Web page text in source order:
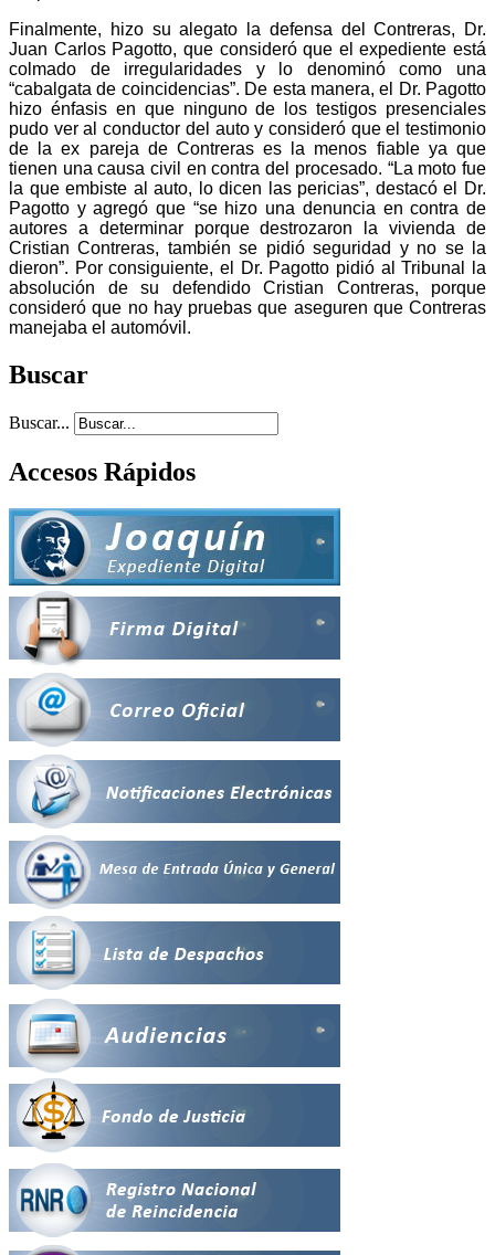
Finalmente, hizo su alegato la defensa del Contreras, Dr.
Juan Carlos Pagotto, que consideró que el expediente está
colmado de irregularidades y lo denominó como una
“cabalgata de coincidencias”. De esta manera, el Dr. Pagotto
hizo énfasis en que ninguno de los testigos presenciales
pudo ver al conductor del auto y consideró que el testimonio
de la ex pareja de Contreras es la menos fiable ya que
tienen una causa civil en contra del procesado. “La moto fue
la que embiste al auto, lo dicen las pericias”, destacó el Dr.
Pagotto y agregó que “se hizo una denuncia en contra de
autores a determinar porque destrozaron la vivienda de
Cristian Contreras, también se pidió seguridad y no se la
dieron”. Por consiguiente, el Dr. Pagotto pidió al Tribunal la
absolución de su defendido Cristian Contreras, porque
consideró que no hay pruebas que aseguren que Contreras
manejaba el automóvil.
Buscar
Buscar...
Accesos Rápidos